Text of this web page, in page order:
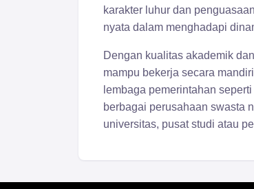
karakter luhur dan
nyata dalam menghadapi
Dengan kualitas akademik
mampu bekerja secara
lembaga pemerintahan
berbagai perusahaan swasta
universitas, pusat studi atau